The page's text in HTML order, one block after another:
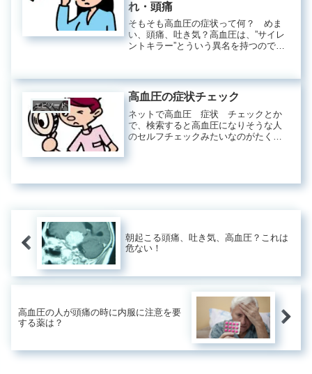
れ・頭痛
そもそも高血圧の症状って何？ めま
い、頭痛、吐き気？高血圧は、”サイレ
ントキラー”とういう異名を持つのでし
くない場合であって、末期の高血圧
では当然症状が出るようになります...
エピソード
高血圧の症状チェック
ネットで高血圧 症状 チェックとか
で、検索すると高血圧になりそうな人
のセルフチェックみたいなのがたくさ
ん...
朝起こる頭痛、吐き気、高血圧？これは
危ない！
高血圧の人が頭痛の時に内服に注意を要
する薬は？